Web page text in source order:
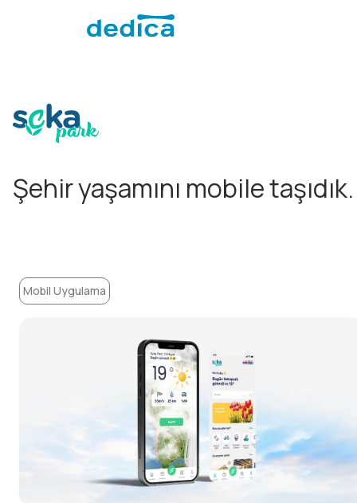
Şehir yaşamını mobile taşıdık.
Mobil Uygulama